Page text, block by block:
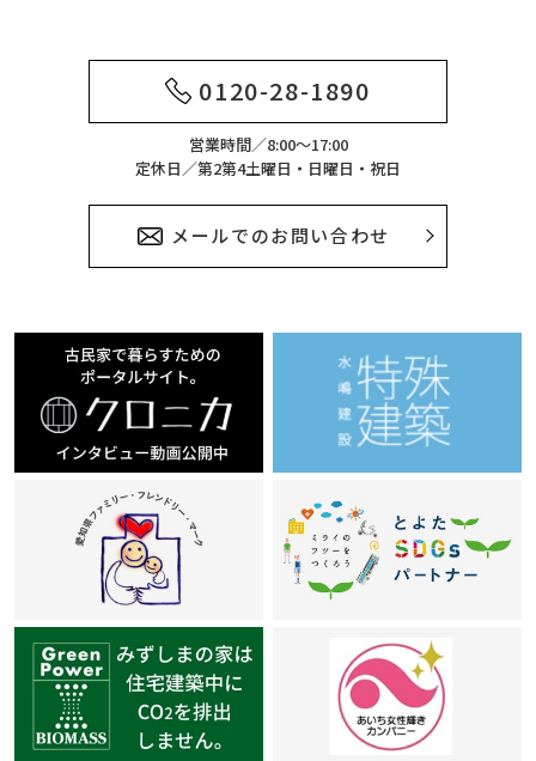
0120-28-1890
営業時間／8:00～17:00
定休日／第2第4土曜日・日曜日・祝日
メールでのお問い合わせ